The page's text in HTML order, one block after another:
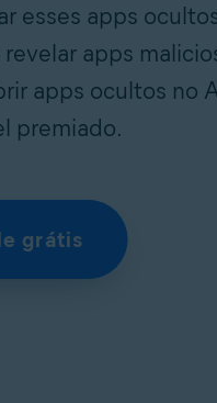
esses apps
apps
apps ocultos no
premiado.
grátis